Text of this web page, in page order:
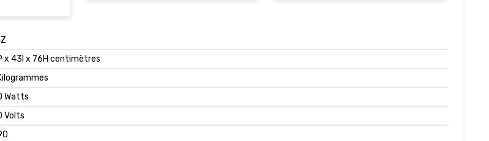
x 43l x 76H centimètres
Watts
Volts